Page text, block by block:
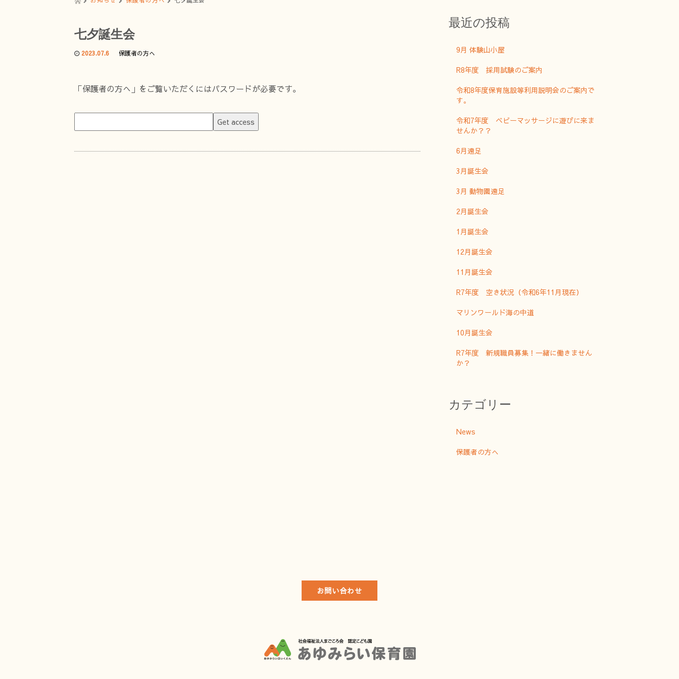
七夕誕生会
2023.07.6 保護者の方へ
「保護者の方へ」をご覧いただくにはパスワードが必要です。
最近の投稿
9月 体験山小屋
R8年度 採用試験のご案内
令和8年度保育施設等利用説明会のご案内で
す。
令和7年度 ベビーマッサージに遊びに来ま
せんか？？
6月遠足
3月誕生会
3月 動物園遠足
2月誕生会
1月誕生会
12月誕生会
11月誕生会
R7年度 空き状況（令和6年11月現在）
マリンワールド海の中道
10月誕生会
R7年度 新規職員募集！一緒に働きません
か？
カテゴリー
News
保護者の方へ
お問い合わせ